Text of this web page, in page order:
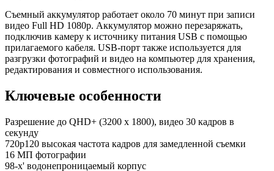
Съемный аккумулятор работает около 70 минут при записи
видео Full HD 1080p. Аккумулятор можно перезаряжать,
подключив камеру к источнику питания USB с помощью
прилагаемого кабеля. USB-порт также используется для
разгрузки фотографий и видео на компьютер для хранения,
редактирования и совместного использования.
Ключевые особенности
Разрешение до QHD+ (3200 x 1800), видео 30 кадров в
секунду
720p120 высокая частота кадров для замедленной съемки
16 МП фотографии
98-х' водонепроницаемый корпус